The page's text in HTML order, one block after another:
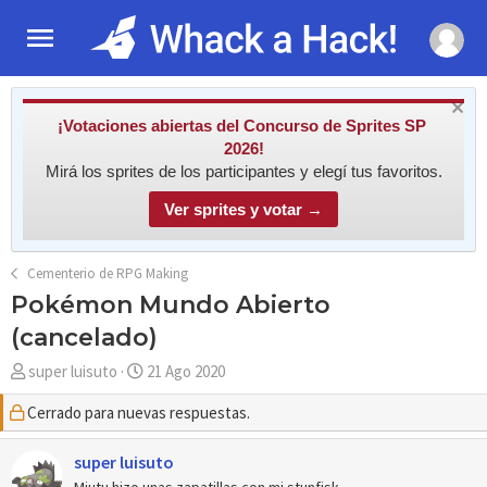
¡Votaciones abiertas del Concurso de Sprites SP
2026!
Mirá los sprites de los participantes y elegí tus favoritos.
Ver sprites y votar →
Cementerio de RPG Making
Pokémon Mundo Abierto
(cancelado)
A
u
t
o
super luisuto
F
e
c
h
a
21 Ago 2020
Cerrado para nuevas respuestas.
super luisuto